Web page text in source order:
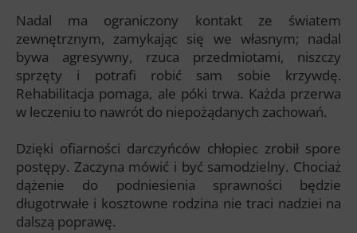
Nadal ma ograniczony kontakt ze światem
zewnętrznym, zamykając się we własnym; nadal
bywa agresywny, rzuca przedmiotami, niszczy
sprzęty i potrafi robić sam sobie krzywdę.
Rehabilitacja pomaga, ale póki trwa. Każda przerwa
w leczeniu to nawrót do niepożądanych zachowań.
Dzięki ofiarności darczyńców chłopiec zrobił spore
postępy. Zaczyna mówić i być samodzielny. Chociaż
dążenie do podniesienia sprawności będzie
długotrwałe i kosztowne rodzina nie traci nadziei na
dalszą poprawę.